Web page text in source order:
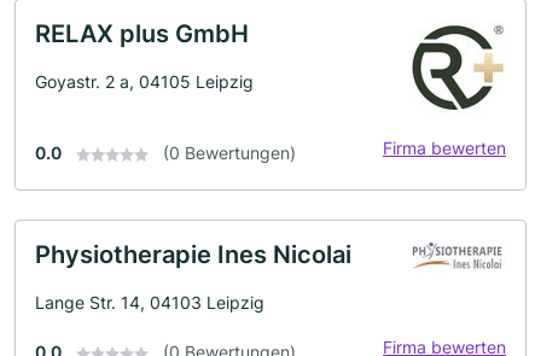
RELAX plus GmbH
Goyastr. 2 a, 04105 Leipzig
0.0 (0 Bewertungen) Firma bewerten
Physiotherapie Ines Nicolai
Lange Str. 14, 04103 Leipzig
0.0 (0 Bewertungen) Firma bewerten